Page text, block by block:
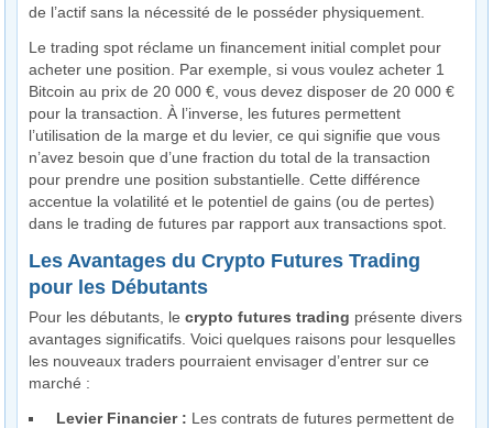
de l’actif sans la nécessité de le posséder physiquement.
Le trading spot réclame un financement initial complet pour
acheter une position. Par exemple, si vous voulez acheter 1
Bitcoin au prix de 20 000 €, vous devez disposer de 20 000 €
pour la transaction. À l’inverse, les futures permettent
l’utilisation de la marge et du levier, ce qui signifie que vous
n’avez besoin que d’une fraction du total de la transaction
pour prendre une position substantielle. Cette différence
accentue la volatilité et le potentiel de gains (ou de pertes)
dans le trading de futures par rapport aux transactions spot.
Les Avantages du Crypto Futures Trading
pour les Débutants
Pour les débutants, lecrypto futures trading présente divers
avantages significatifs. Voici quelques raisons pour lesquelles
les nouveaux traders pourraient envisager d’entrer sur ce
marché :
Levier Financier : Les contrats de futures permettent de